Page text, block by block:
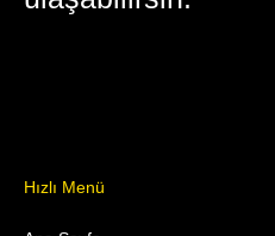
Hızlı Menü